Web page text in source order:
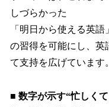
しづらかった
「明日から使える英語
の習得を可能にし、英
て支持を広げています。
■ 数字が示す“忙しく